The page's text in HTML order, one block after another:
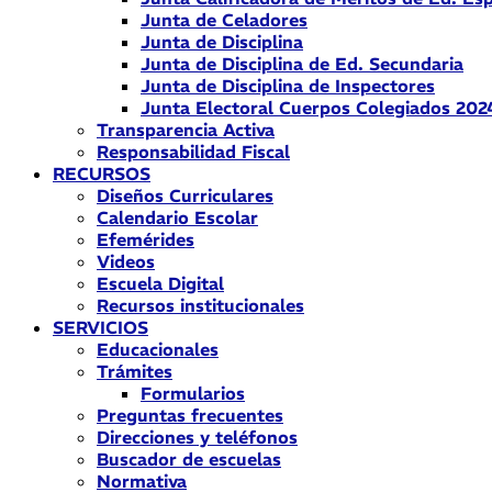
Junta de Celadores
Junta de Disciplina
Junta de Disciplina de Ed. Secundaria
Junta de Disciplina de Inspectores
Junta Electoral Cuerpos Colegiados
Transparencia Activa
Responsabilidad Fiscal
RECURSOS
Diseños Curriculares
Calendario Escolar
Efemérides
Videos
Escuela Digital
Recursos institucionales
SERVICIOS
Educacionales
Trámites
Formularios
Preguntas frecuentes
Direcciones y teléfonos
Buscador de escuelas
Normativa